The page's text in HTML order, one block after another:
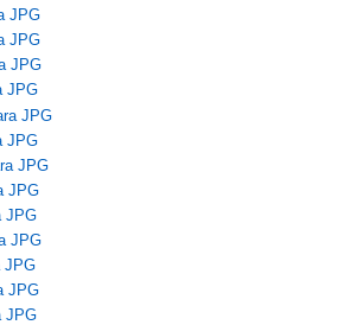
JPG
JPG
JPG
JPG
JPG
JPG
JPG
JPG
JPG
JPG
JPG
JPG
JPG